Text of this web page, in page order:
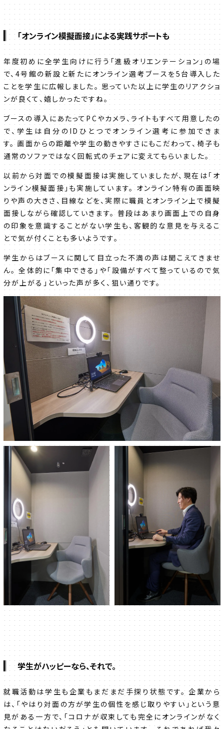
「オンライン模擬面接」による実践サポートも
年度初めに全学生向けに行う「進級オリエンテーション」の場
で、4号館の新設と新たにオンライン選考ブースを5台導入した
ことを学生に広報しました。 思っていた以上に学生のリアクショ
ンが良くて、嬉しかったですね。
ブースの導入にあたってPCやカメラ、ライトもすべて用意したの
で、学生は自分のIDひとつでオンライン選考に参加できま
す。 画面からの距離や学生の動きやすさにもこだわって、椅子も
通常のソファではなく回転式のチェアに変えてもらいました。
以前から対面での模擬面接は実施していましたが、現在は「オ
ンライン模擬面接」も実施しています。 オンライン特有の画面映
りや声の大きさ、目線などを、実際に職員とオンライン上で模擬
面接しながら確認していきます。 普段はあまり画面上での自身
の印象を意識することがない学生も、客観的な意見を与えるこ
とで気が付くことも多いようです。
学生からはブースに関して目立った不満の声は聞こえてきませ
ん。 全体的に「集中できる」や「設備がすべて整っているので気
分が上がる」といった声が多く、狙い通りです。
学生がハッピーなら、それで。
就職活動は学生も企業もまだまだ手探り状態です。 企業から
は、「やはり対面の方が学生の個性を感じ取りやすい」という意
見がある一方で、「コロナが収束しても完全にオンラインがなく